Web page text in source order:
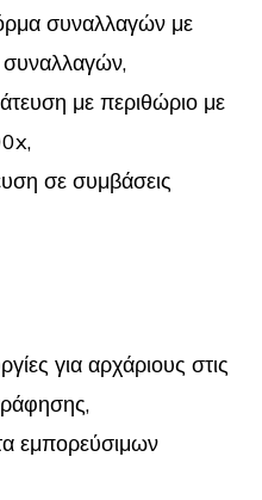
συναλλαγών με
συναλλαγών,
με περιθώριο με
σε συμβάσεις
για αρχάριους στις
εμπορεύσιμων